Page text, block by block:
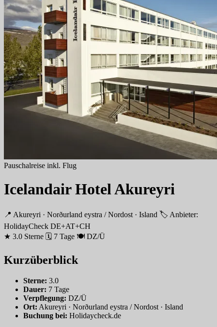
Pauschalreise inkl. Flug
Icelandair Hotel Akureyri
📍 Akureyri · Norðurland eystra / Nordost · Island 🏷 Anbieter:
HolidayCheck DE+AT+CH
★ 3.0 Sterne 🗓 7 Tage 🍽 DZ/Ü
Kurzüberblick
Sterne: 3.0
Dauer: 7 Tage
Verpflegung: DZ/Ü
Ort: Akureyri · Norðurland eystra / Nordost · Island
Buchung bei: Holidaycheck.de